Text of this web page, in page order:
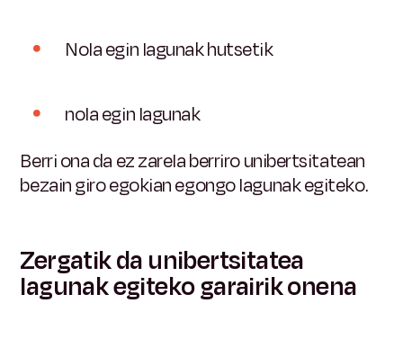
Nola egin lagunak hutsetik
nola egin lagunak
Berri ona da ez zarela berriro unibertsitatean
bezain giro egokian egongo lagunak egiteko.
Zergatik da unibertsitatea
lagunak egiteko garairik onena